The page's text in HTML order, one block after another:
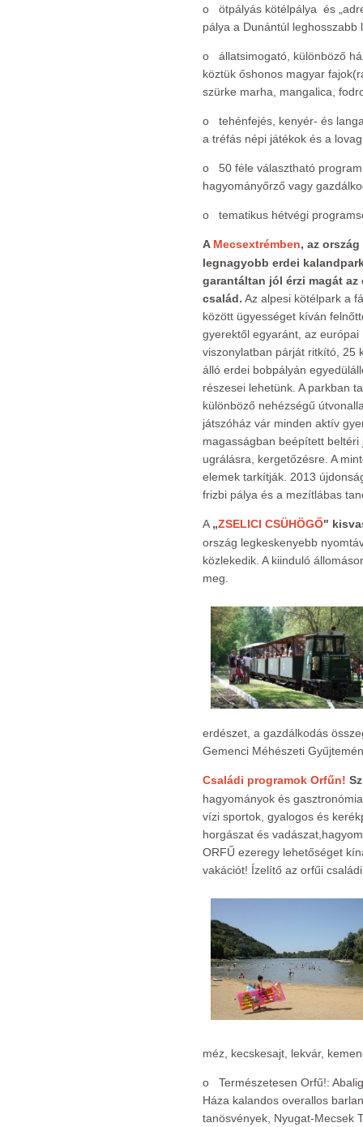
o ötpályás kötélpálya és
pálya a Dunántúl leghosszabb
o állatsimogató, különböző
köztük őshonos magyar
szürke marha, mangalica,
o tehénfejés, kenyér- és
a tréfás népi játékok és a
o 50 féle választható
hagyományőrző vagy
o tematikus hétvégi
A Mecsextrémben, az
legnagyobb erdei
garantáltan jól érzi magát az
család. Az alpesi kötélpark a
között ügyességet kíván
gyerektől egyaránt, az európai
viszonylatban párját ritkító, 25
álló erdei bobpályán
részesei lehetünk. A parkban
különböző nehézségű
játszóház vár minden aktív
magasságban beépített
ugrálásra, kergetőzésre. A
elemek tarkítják. 2013
frizbi pálya és a mezítlábas
A „ZSELICI CSÜHÖGŐ"
ország legkeskenyebb
közlekedik. A kiinduló
meg.
erdészet, a gazdálkodás
Gemenci Méhészeti
Családi programok Orfűn!
hagyományok és
vízi sportok, gyalogos és
horgászat és
ORFŰ ezeregy lehetőséget
vakációt! Ízelítő az orfűi
méz, kecskesajt, lekvár,
o Természetesen Orfű!:
Háza kalandos overallos
tanösvények, Nyugat-Mecsek